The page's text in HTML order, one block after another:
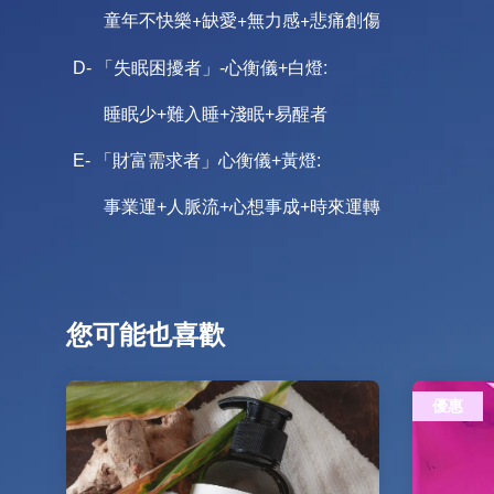
童年不快樂+缺愛+無力感+悲痛創傷
D- 「失眠困擾者」-心衡儀+白燈:
睡眠少+難入睡+淺眠+易醒者
E- 「財富需求者」心衡儀+黃燈:
事業運+人脈流+心想事成+時來運轉
您可能也喜歡
優惠